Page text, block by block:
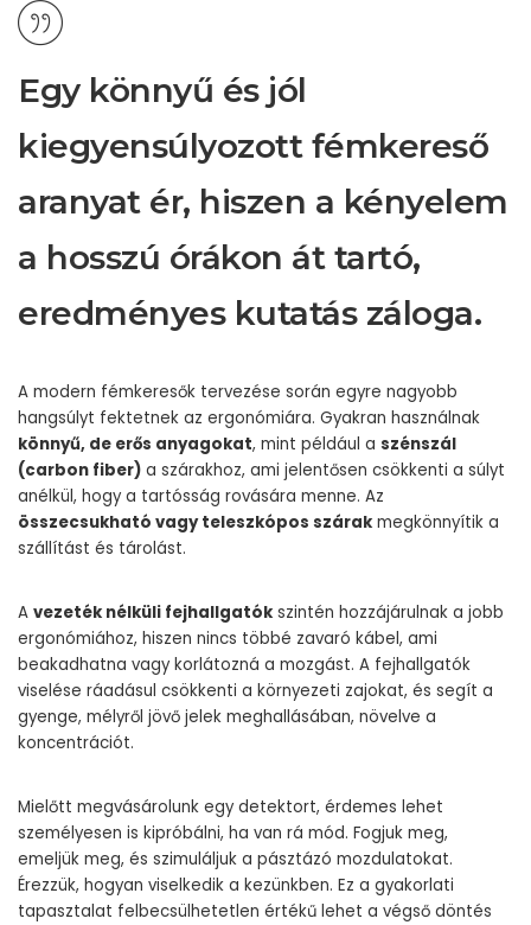
Egy könnyű és jól
kiegyensúlyozott fémkereső
aranyat ér, hiszen a kényelem
a hosszú órákon át tartó,
eredményes kutatás záloga.
A modern fémkeresők tervezése során egyre nagyobb
hangsúlyt fektetnek az ergonómiára. Gyakran használnak
könnyű, de erős anyagokat, mint például a szénszál
(carbon fiber) a szárakhoz, ami jelentősen csökkenti a súlyt
anélkül, hogy a tartósság rovására menne. Az
összecsukható vagy teleszkópos szárak megkönnyítik a
szállítást és tárolást.
A vezeték nélküli fejhallgatók szintén hozzájárulnak a jobb
ergonómiához, hiszen nincs többé zavaró kábel, ami
beakadhatna vagy korlátozná a mozgást. A fejhallgatók
viselése ráadásul csökkenti a környezeti zajokat, és segít a
gyenge, mélyről jövő jelek meghallásában, növelve a
koncentrációt.
Mielőtt megvásárolunk egy detektort, érdemes lehet
személyesen is kipróbálni, ha van rá mód. Fogjuk meg,
emeljük meg, és szimuláljuk a pásztázó mozdulatokat.
Érezzük, hogyan viselkedik a kezünkben. Ez a gyakorlati
tapasztalat felbecsülhetetlen értékű lehet a végső döntés